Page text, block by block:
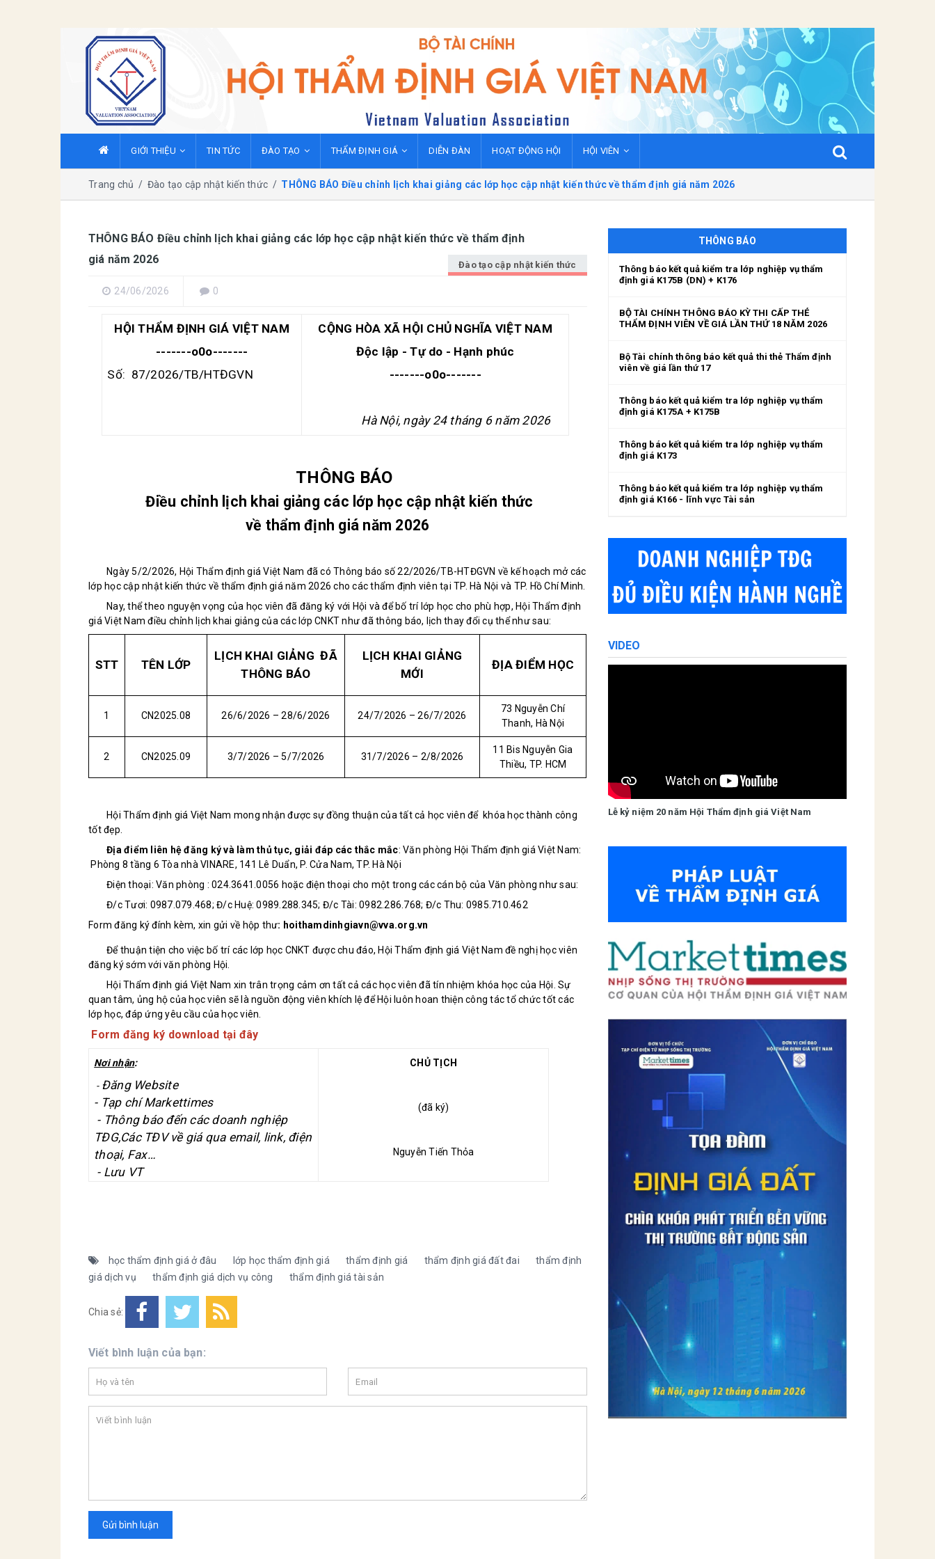
GIỚI THIỆU TIN TỨC ĐÀO TẠO THẨM ĐỊNH GIÁ DIỄN ĐÀN HOẠT ĐỘNG HỘI HỘI VIÊN
Trang chủ / Đào tạo cập nhật kiến thức / THÔNG BÁO Điều chỉnh lịch khai giảng các lớp học cập nhật kiến thức về thẩm định giá năm 2026
THÔNG BÁO Điều chỉnh lịch khai giảng các lớp học cập nhật kiến thức về thẩm định
giá năm 2026
Đào tạo cập nhật kiến thức
24/06/2026 0
HỘI THẨM ĐỊNH GIÁ VIỆT NAM
-------o0o-------
Số: 87/2026/TB/HTĐGVN
CỘNG HÒA XÃ HỘI CHỦ NGHĨA VIỆT NAM
Độc lập - Tự do - Hạnh phúc
-------o0o-------
Hà Nội, ngày 24 tháng 6 năm 2026
THÔNG BÁO
Điều chỉnh lịch khai giảng các lớp học cập nhật kiến thức
về thẩm định giá năm 2026
Ngày 5/2/2026, Hội Thẩm định giá Việt Nam đã có Thông báo số 22/2026/TB-HTĐGVN về kế hoạch mở các
lớp học cập nhật kiến thức về thẩm định giá năm 2026 cho các thẩm định viên tại TP. Hà Nội và TP. Hồ Chí Minh.
Nay, thể theo nguyện vọng của học viên đã đăng ký với Hội và để bố trí lớp học cho phù hợp, Hội Thẩm định
giá Việt Nam điều chỉnh lịch khai giảng của các lớp CNKT như đã thông báo, lịch thay đổi cụ thể như sau:
STT TÊN LỚP
LỊCH KHAI GIẢNG ĐÃ
THÔNG BÁO
LỊCH KHAI GIẢNG
MỚI
ĐỊA ĐIỂM HỌC
1 CN2025.08 26/6/2026 – 28/6/2026 24/7/2026 – 26/7/2026
73 Nguyễn Chí
Thanh, Hà Nội
2 CN2025.09 3/7/2026 – 5/7/2026 31/7/2026 – 2/8/2026
11 Bis Nguyễn Gia
Thiều, TP. HCM
Hội Thẩm định giá Việt Nam mong nhận được sự đồng thuận của tất cả học viên để khóa học thành công
tốt đẹp.
Địa điểm liên hệ đăng ký và làm thủ tục, giải đáp các thắc mắc: Văn phòng Hội Thẩm định giá Việt Nam:
Phòng 8 tầng 6 Tòa nhà VINARE, 141 Lê Duẩn, P. Cửa Nam, TP. Hà Nội
Điện thoại: Văn phòng : 024.3641.0056 hoặc điện thoại cho một trong các cán bộ của Văn phòng như sau:
Đ/c Tươi: 0987.079.468; Đ/c Huệ: 0989.288.345; Đ/c Tài: 0982.286.768; Đ/c Thu: 0985.710.462
Form đăng ký đính kèm, xin gửi về hộp thư: hoithamdinhgiavn@vva.org.vn
Để thuận tiện cho việc bố trí các lớp học CNKT được chu đáo, Hội Thẩm định giá Việt Nam đề nghị học viên
đăng ký sớm với văn phòng Hội.
Hội Thẩm định giá Việt Nam xin trân trọng cảm ơn tất cả các học viên đã tín nhiệm khóa học của Hội. Sự
quan tâm, ủng hộ của học viên sẽ là nguồn động viên khích lệ để Hội luôn hoan thiện công tác tổ chức tốt các
lớp học, đáp ứng yêu cầu của học viên.
Form đăng ký download tại đây
Nơi nhận:
- Đăng Website
- Tạp chí Markettimes
- Thông báo đến các doanh nghiệp
TĐG,Các TĐV về giá qua email, link, điện
thoại, Fax…
- Lưu VT
CHỦ TỊCH
(đã ký)
Nguyễn Tiến Thỏa
học thẩm định giá ở đâu lớp học thẩm định giá thẩm định giá thẩm định giá đất đai
thẩm định
giá dịch vụ
thẩm định giá dịch vụ công thẩm định giá tài sản
Chia sẻ:
Viết bình luận của bạn:
Gửi bình luận
THÔNG BÁO
Thông báo kết quả kiểm tra lớp nghiệp vụ thẩm
định giá K175B (DN) + K176
BỘ TÀI CHÍNH THÔNG BÁO KỲ THI CẤP THẺ
THẨM ĐỊNH VIÊN VỀ GIÁ LẦN THỨ 18 NĂM 2026
Bộ Tài chính thông báo kết quả thi thẻ Thẩm định
viên về giá lần thứ 17
Thông báo kết quả kiểm tra lớp nghiệp vụ thẩm
định giá K175A + K175B
Thông báo kết quả kiểm tra lớp nghiệp vụ thẩm
định giá K173
Thông báo kết quả kiểm tra lớp nghiệp vụ thẩm
định giá K166 - lĩnh vực Tài sản
VIDEO
Lễ kỷ niệm 20 năm Hội Thẩm định giá Việt Nam